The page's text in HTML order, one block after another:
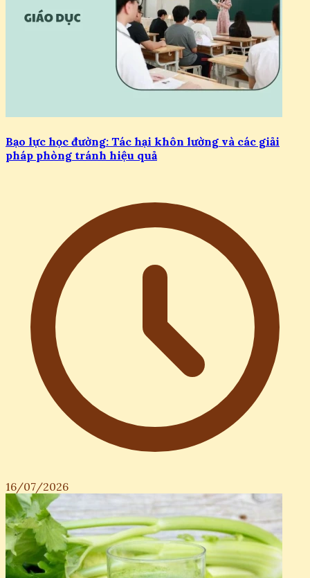
Bạo lực học đường: Tác hại khôn lường và các giải
pháp phòng tránh hiệu quả
16/07/2026